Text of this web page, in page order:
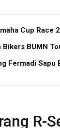
Cup Race
BUMN
Fermadi
R-